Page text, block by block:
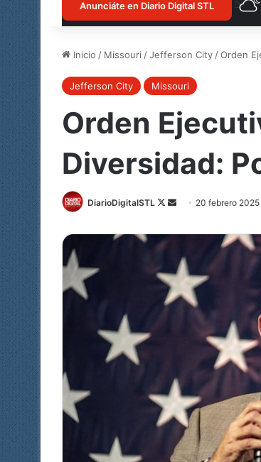
Anunciáte en Diario Digital STL
Inicio / Missouri /Jefferson City /Orden
Jefferson City Missouri
Orden
Diversidad:
DiarioDigitalSTL
Follow
X
Send
email
20 febrero 2025